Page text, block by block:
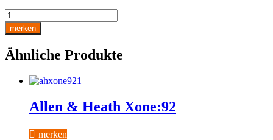
Midas
Pro1
Menge
merken
Ähnliche Produkte
Allen & Heath Xone:92
merken